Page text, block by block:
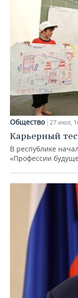
Общество 27 июл,
Карьерный
В республике
«Профессии